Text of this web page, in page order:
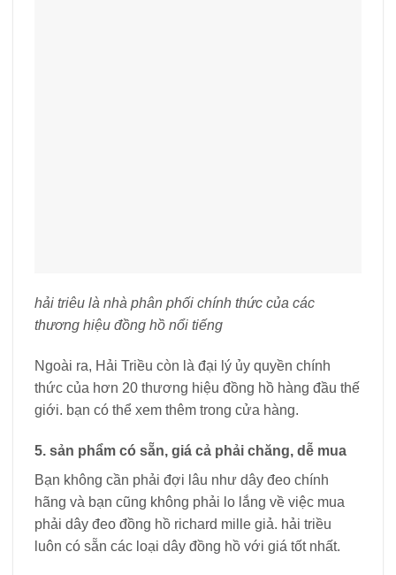
hải triêu là nhà phân phối chính thức của các
thương hiệu đồng hồ nổi tiếng
Ngoài ra, Hải Triều còn là đại lý ủy quyền chính
thức của hơn 20 thương hiệu đồng hồ hàng đầu thế
giới. bạn có thể xem thêm trong cửa hàng.
5. sản phẩm có sẵn, giá cả phải chăng, dễ mua
Bạn không cần phải đợi lâu như dây đeo chính
hãng và bạn cũng không phải lo lắng về việc mua
phải dây đeo đồng hồ richard mille giả. hải triều
luôn có sẵn các loại dây đồng hồ với giá tốt nhất.